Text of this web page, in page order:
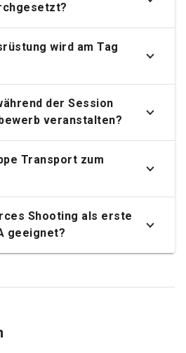
wird am Tag
der Session
veranstalten?
Transport zum
Shooting als erste
geeignet?